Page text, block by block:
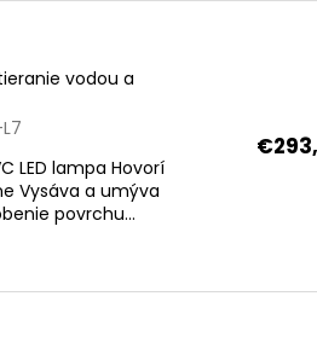
vodou a
LED lampa Hovorí
Vysáva a umýva
povrchu...